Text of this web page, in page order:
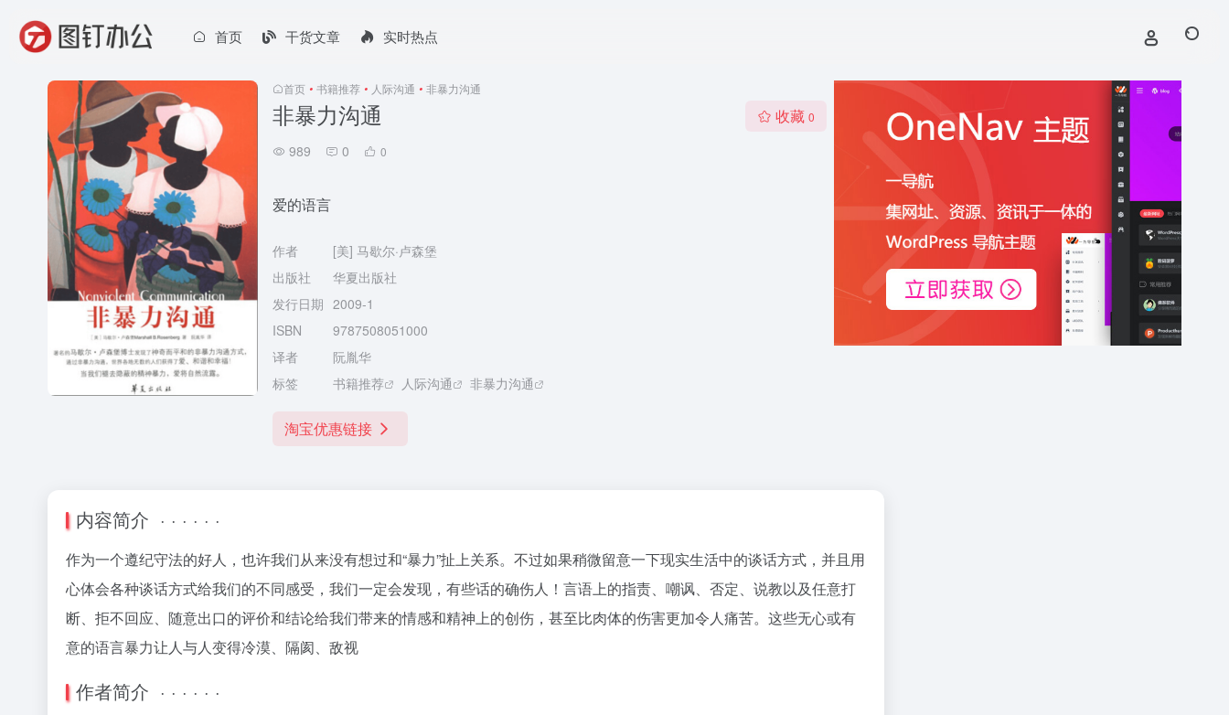
首页 干货文章 实时热点
首页 • 书籍推荐 • 人际沟通 • 非暴力沟通
非暴力沟通
989 0 0
收藏 0
爱的语言
作者
[美] 马歇尔·卢森堡
出版社
华夏出版社
发行日期 2009-1
ISBN
9787508051000
译者
阮胤华
标签
书籍推荐 人际沟通 非暴力沟通
淘宝优惠链接
内容简介 · · · · · ·
作为一个遵纪守法的好人，也许我们从来没有想过和“暴力”扯上关系。不过如果稍微留意一下现实生活中的谈话方式，并且用
心体会各种谈话方式给我们的不同感受，我们一定会发现，有些话的确伤人！言语上的指责、嘲讽、否定、说教以及任意打
断、拒不回应、随意出口的评价和结论给我们带来的情感和精神上的创伤，甚至比肉体的伤害更加令人痛苦。这些无心或有
意的语言暴力让人与人变得冷漠、隔阂、敌视
作者简介 · · · · · ·